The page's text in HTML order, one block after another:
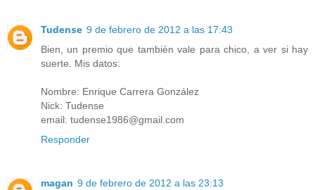
Tudense 9 de febrero de 2012 a las 17:43
Bien, un premio que también vale para chico, a ver si hay
suerte. Mis datos:
Nombre: Enrique Carrera González
Nick: Tudense
email: tudense1986@gmail.com
Responder
magan 9 de febrero de 2012 a las 23:13